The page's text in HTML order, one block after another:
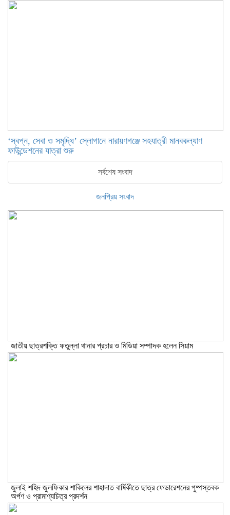
‘স্বপ্ন, সেবা ও সমৃদ্ধি’ স্লোগানে নারায়ণগঞ্জে সহযাত্রী মানবকল্যাণ
ফাউন্ডেশনের যাত্রা শুরু
সর্বশেষ সংবাদ
জনপ্রিয় সংবাদ
জাতীয় ছাত্রশক্তি ফতুল্লা থানার প্রচার ও মিডিয়া সম্পাদক হলেন সিয়াম
​জুলাই শহিদ জুলফিকার শাকিলের শাহাদাত বার্ষিকীতে ছাত্র ফেডারেশনের পুষ্পস্তবক
অর্পণ ও প্রামাণ্যচিত্র প্রদর্শন